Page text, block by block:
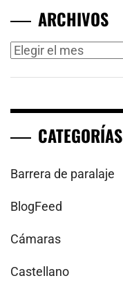
ARCHIVOS
Archivos
CATEGORÍAS
Barrera de paralaje
BlogFeed
Cámaras
Castellano